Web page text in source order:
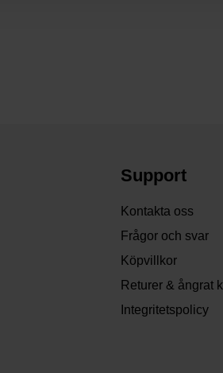
Support
Kontakta oss
Frågor och svar
Köpvillkor
Returer & ångrat
Integritetspolicy